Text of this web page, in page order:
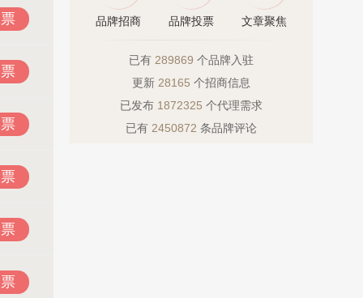
品牌招商 品牌投票 文章聚焦
已有 289869 个品牌入驻
更新 28165 个招商信息
已发布 1872325 个代理需求
已有 2450872 条品牌评论